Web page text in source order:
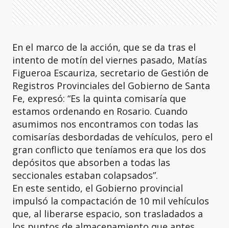
En el marco de la acción, que se da tras el
intento de motín del viernes pasado, Matías
Figueroa Escauriza, secretario de Gestión de
Registros Provinciales del Gobierno de Santa
Fe, expresó: “Es la quinta comisaría que
estamos ordenando en Rosario. Cuando
asumimos nos encontramos con todas las
comisarías desbordadas de vehículos, pero el
gran conflicto que teníamos era que los dos
depósitos que absorben a todas las
seccionales estaban colapsados”.
En este sentido, el Gobierno provincial
impulsó la compactación de 10 mil vehículos
que, al liberarse espacio, son trasladados a